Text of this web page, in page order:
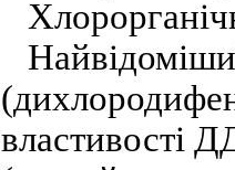
властивості